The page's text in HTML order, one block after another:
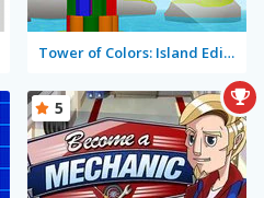
Tower of Colors: Island Edition
5